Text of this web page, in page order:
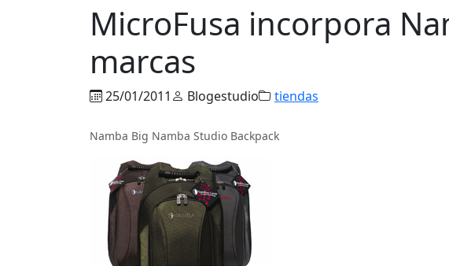
MicroFusa incorpora
marcas
25/01/2011 Blogestudio tiendas
Namba Big Namba Studio Backpack